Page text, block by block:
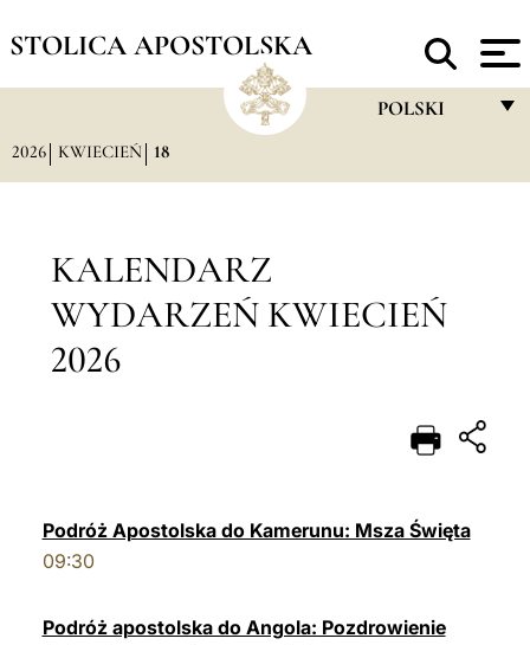
STOLICA APOSTOLSKA
POLSKI
PORTUGUÊS
POLSKI
中文
2026 KWIECIEŃ 18
KALENDARZ
WYDARZEŃ KWIECIEŃ
2026
Podróż Apostolska do Kamerunu: Msza Święta
09:30
Podróż apostolska do Angola: Pozdrowienie